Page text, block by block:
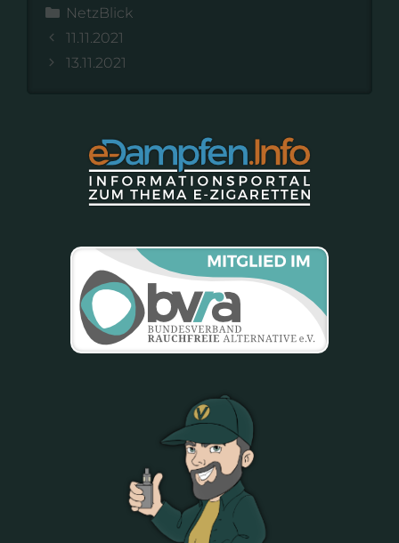
Kategorien
NetzBlick
11.11.2021
13.11.2021